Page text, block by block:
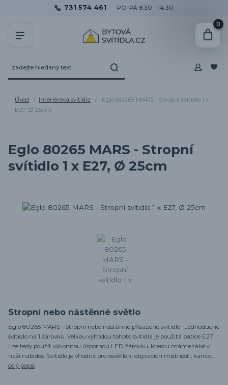
731 574 461 PO-PÁ 8:30 - 14:30
0
Úvod Interiérová svítidla
Eglo 80265 MARS - Stropní svítidlo 1 x
E27, Ø 25cm
Eglo 80265 MARS - Stropní
svítidlo 1 x E27, Ø 25cm
Stropní nebo nástěnné světlo
Eglo 80265 MARS - Stropní nebo nástěnné přisazené svítidlo Jednoduché
svítidlo na 1 žárovku. Velkou výhodou tohoto svítidla je použitá patice E27.
Lze tedy použít výkonnou úspornou LED žárovku, kterou máme také v
naší nabídce. Svítidlo je vhodné pro osvětlení obývacích místností, kance...
celý popis